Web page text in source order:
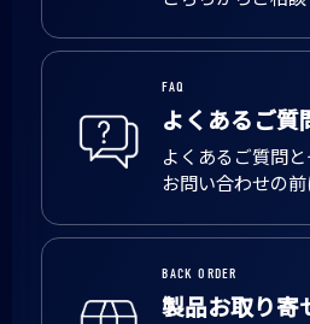
FAQ
よくあるご質
よくあるご質問と
お問い合わせの
BACK ORDER
製品お取り寄